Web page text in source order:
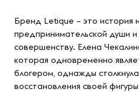
Бренд Letique – это история
предпринимательской души и
совершенству. Елена
которая одновременно
блогером, однажды
восстановления своей